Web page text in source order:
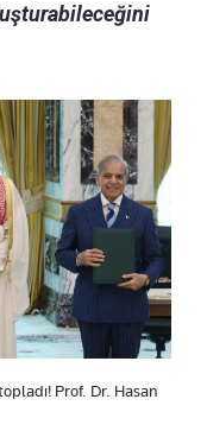
Prof. Dr. Hasan